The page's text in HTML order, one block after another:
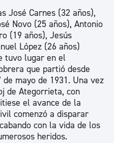
José Carnes (32 años),
Novo (25 años), Antonio
(19 años), Jesús
López (26 años)
tuvo lugar en el
que partió desde
mayo de 1931. Una vez
de Ategorrieta, con
el avance de la
comenzó a disparar
con la vida de los
heridos.